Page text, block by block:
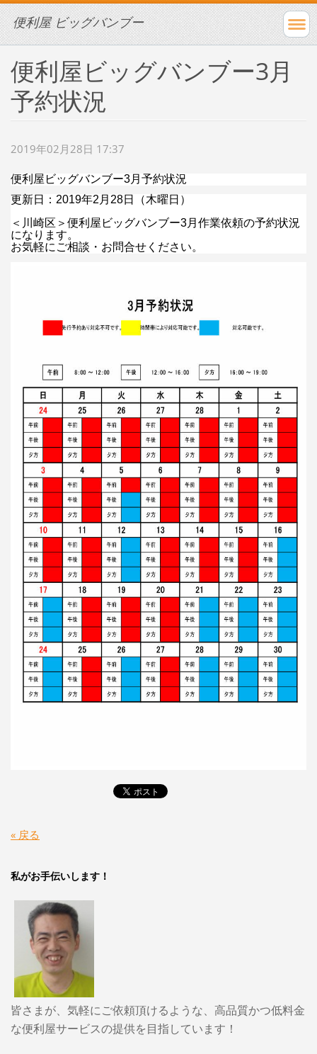
便利屋 ビッグバンブー
便利屋ビッグバンブー3月
予約状況
2019年02月28日 17:37
便利屋ビッグバンブー3月予約状況
更新日：2019年2月28日（木曜日）
＜川崎区＞便利屋ビッグバンブー3月作業依頼の予約状況
になります。
お気軽にご相談・お問合せください。
« 戻る
私がお手伝いします！
皆さまが、気軽にご依頼頂けるような、高品質かつ低料金
な便利屋サービスの提供を目指しています！